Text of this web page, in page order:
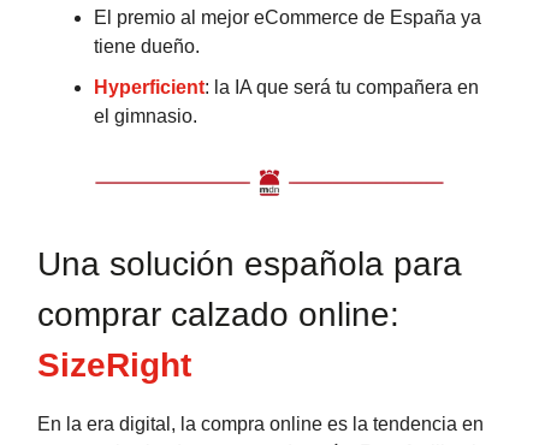
El premio al mejor eCommerce de España ya
tiene dueño.
Hyperficient: la IA que será tu compañera en
el gimnasio.
Una solución española para
comprar calzado online:
SizeRight
En la era digital, la compra online es la tendencia en